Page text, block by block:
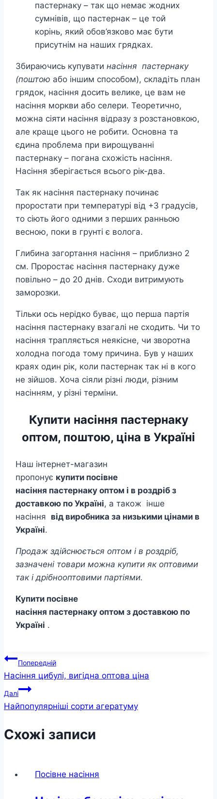
пастернаку – так що немає жодних
сумнівів, що пастернак – це той
корінь, який обов’язково має бути
присутнім на наших грядках.
Збираючись купувати насіння пастернаку
(поштою або іншим способом), складіть план
грядок, насіння досить велике, це вам не
насіння моркви або селери. Теоретично,
можна сіяти насіння відразу з розстановкою,
але краще цього не робити. Основна та
єдина проблема при вирощуванні
пастернаку – погана схожість насіння.
Насіння зберігається всього рік-два.
Так як насіння пастернаку починає
проростати при температурі від +3 градусів,
то сіють його одними з перших ранньою
весною, поки в грунті є волога.
Глибина загортання насіння – приблизно 2
см. Проростає насіння пастернаку дуже
повільно – до 20 днів. Сходи витримують
заморозки.
Тільки ось нерідко буває, що перша партія
насіння пастернаку взагалі не сходить. Чи то
насіння трапляється неякісне, чи зворотна
холодна погода тому причина. Був у наших
краях один рік, коли пастернак так ні в кого
не зійшов. Хоча сіяли різні люди, різним
насінням, у різні терміни.
Купити насіння пастернаку
оптом, поштою, ціна в Україні
Наш інтернет-магазин
пропонує купити посівне
насіння пастернаку оптом і в роздріб з
доставкою по Україні, а також інше
насіння від виробника за низькими цінами в
Україні.
Продаж здійснюється оптом і в роздріб,
зазначені товари можна купити як оптовими
так і дрібнооптовими партіями.
Купити посівне
насіння пастернаку оптом з доставкою по
Україні .
Навігація
записів
Попередній
Насіння цибулі, вигідна оптова ціна
Далі
Найпопулярніші сорти агератуму
Схожі записи
Посівне насіння